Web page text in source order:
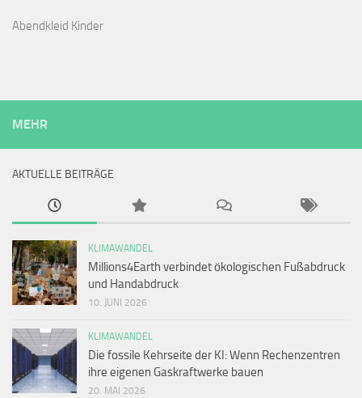
Abendkleid Kinder
MEHR
AKTUELLE BEITRÄGE
KLIMAWANDEL
Millions4Earth verbindet ökologischen Fußabdruck
und Handabdruck
10. JUNI 2026
KLIMAWANDEL
Die fossile Kehrseite der KI: Wenn Rechenzentren
ihre eigenen Gaskraftwerke bauen
20. MAI 2026